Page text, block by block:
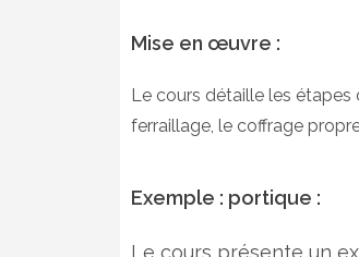
Mise en œuvre :
Le cours détaille les
ferraillage, le coffrage
Exemple : portique :
Le cours présente un